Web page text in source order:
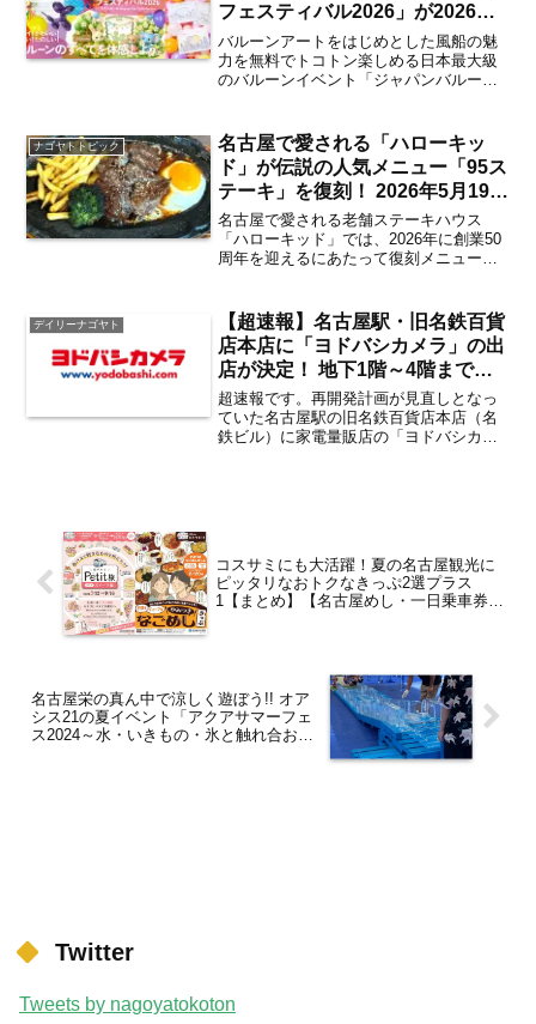
フェスティバル2026」が2026年6
月13日・14日の2日間にわたり名
古屋で開催 見どころは？【名古
屋駅・栄生・亀島】
バルーンアートをはじめとした風船の魅
力を無料でトコトン楽しめる日本最大級
のバルーンイベント「ジャパンバルーン
ンモール Nagoya Noritake Ga...
ナゴヤトトピック
名古屋で愛される「ハローキッ
ド」が伝説の人気メニュー「95ス
テーキ」を復刻！ 2026年5月19日
まで期間限定で発売中【太平通・
東海市】
名古屋で愛される老舗ステーキハウス
「ハローキッド」では、2026年に創業50
周年を迎えるにあたって復刻メニューを
までの期間限定で登場しています。名古
屋でディープに...
デイリーナゴヤト
【超速報】名古屋駅・旧名鉄百貨
店本店に「ヨドバシカメラ」の出
店が決定！ 地下1階～4階までを
使った大型店が2026年夏頃にオ
ープン
超速報です。再開発計画が見直しとなっ
ていた名古屋駅の旧名鉄百貨店本店（名
鉄ビル）に家電量販店の「ヨドバシカメ
コスサミにも大活躍！夏の名古屋観光に
ピッタリなおトクなきっぷ2選プラス
1【まとめ】【名古屋めし・一日乗車券・
名古屋栄の真ん中で涼しく遊ぼう!! オア
シス21の夏イベント「アクアサマーフェ
ス2024～水・いきもの・氷と触れ合お
Twitter
Tweets by nagoyatokoton